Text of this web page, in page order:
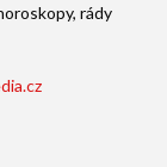
rády